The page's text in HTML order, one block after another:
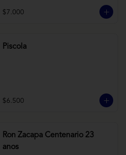
$7.000
Piscola
$6.500
Ron Zacapa Centenario 23
anos